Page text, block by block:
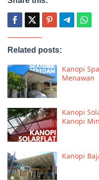
Related posts:
Kanopi
Menawan
Kanopi
Kanopi
Kanopi